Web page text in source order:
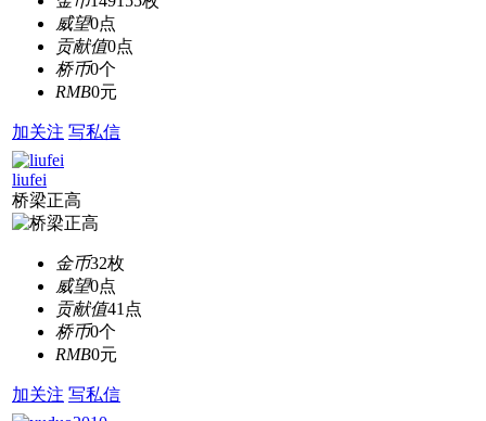
威望0点
贡献值0点
桥币0个
RMB0元
加关注 写私信
liufei
桥梁正高
金币32枚
威望0点
贡献值41点
桥币0个
RMB0元
加关注 写私信